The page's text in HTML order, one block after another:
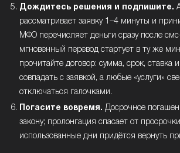
Дождитесь решения и подпишите.
рассматривает заявку 1–4 минуты и
МФО перечисляет деньги сразу после
мгновенный перевод стартует в ту же
прочитайте договор: сумма, срок, ставка
совпадать с заявкой, а любые «услуги»
отключаться галочками.
Погасите вовремя. Досрочное
закону; пролонгация спасает от
использованные дни придётся вернуть